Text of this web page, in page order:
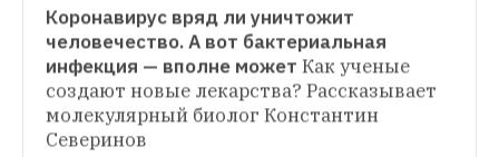
ВЕЛНЕС
Как лечить коронавирусную инфекцию И
частично снять нагрузку с врачей
СИТУАЦИЯ
Отмена ПМЭФ, карантин в общежитии и
закрытие поликлиники: Коронавирус
добрался до Петербурга В Москве уже
ввели режим повышенной готовности,
Смольный пока молчит
Коронавирус вряд ли уничтожит
человечество. А вот бактериальная
инфекция — вполне может Как ученые
создают новые лекарства? Рассказывает
молекулярный биолог Константин
Северинов